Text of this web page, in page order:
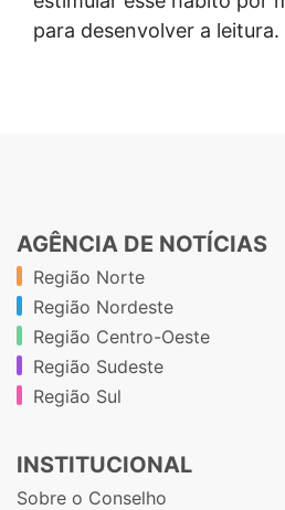
para desenvolver a leitura.
AGÊNCIA DE NOTÍCIAS
Região Norte
Região Nordeste
Região Centro-Oeste
Região Sudeste
Região Sul
INSTITUCIONAL
Sobre o Conselho